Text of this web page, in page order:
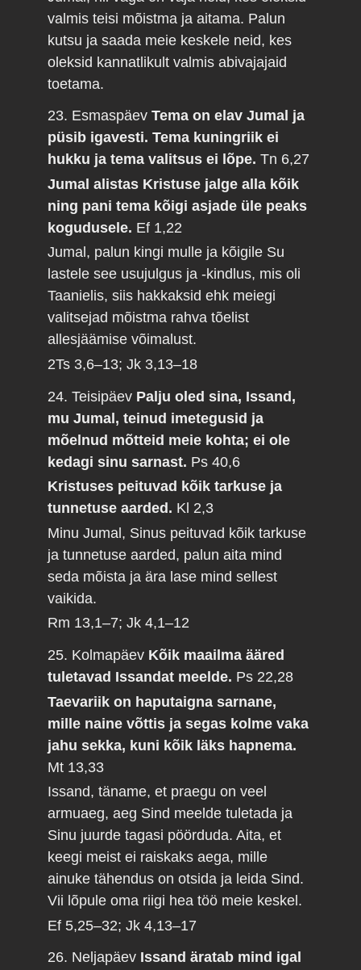
valmis teisi mõistma ja aitama. Palun
kutsu ja saada meie keskele neid, kes
oleksid kannatlikult valmis abivajajaid
toetama.
23. EsmaspäevTema on elav Jumal ja
püsib igavesti. Tema kuningriik ei
hukku ja tema valitsus ei lõpe.Tn 6,27
Jumal alistas Kristuse jalge alla kõik
ning pani tema kõigi asjade üle peaks
kogudusele. Ef 1,22
Jumal, palun kingi mulle ja kõigile Su
lastele see usujulgus ja -kindlus, mis oli
Taanielis, siis hakkaksid ehk meiegi
valitsejad mõistma rahva tõelist
allesjäämise võimalust.
2Ts 3,6–13; Jk 3,13–18
24. Teisipäev Palju oled sina, Issand,
mu Jumal, teinud imetegusid ja
mõelnud mõtteid meie kohta; ei ole
kedagi sinu sarnast. Ps 40,6
Kristuses peituvad kõik tarkuse ja
tunnetuse aarded. Kl 2,3
Minu Jumal, Sinus peituvad kõik tarkuse
ja tunnetuse aarded, palun aita mind
seda mõista ja ära lase mind sellest
vaikida.
Rm 13,1–7; Jk 4,1–12
25. Kolmapäev Kõik maailma ääred
tuletavad Issandat meelde. Ps 22,28
Taevariik on haputaigna sarnane,
mille naine võttis ja segas kolme vaka
jahu sekka, kuni kõik läks hapnema.
Mt 13,33
Issand, täname, et praegu on veel
armuaeg, aeg Sind meelde tuletada ja
Sinu juurde tagasi pöörduda. Aita, et
keegi meist ei raiskaks aega, mille
ainuke tähendus on otsida ja leida Sind.
Vii lõpule oma riigi hea töö meie keskel.
Ef 5,25–32; Jk 4,13–17
26. Neljapäev Issand äratab mind igal